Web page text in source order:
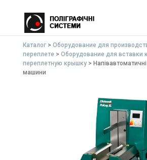
Каталог> Оборудование для
переплете > Оборудование для вставки
переплетную крышку>
машини